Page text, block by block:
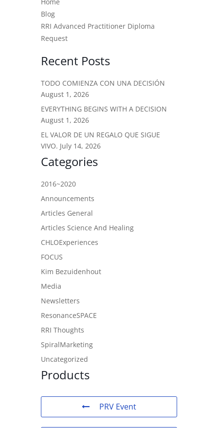
Home
Blog
RRI Advanced Practitioner Diploma
Request
Recent Posts
TODO COMIENZA CON UNA DECISIÓN
August 1, 2026
EVERYTHING BEGINS WITH A DECISION
August 1, 2026
EL VALOR DE UN REGALO QUE SIGUE
VIVO. July 14, 2026
Categories
2016~2020
Announcements
Articles General
Articles Science And Healing
CHLOExperiences
FOCUS
Kim Bezuidenhout
Media
Newsletters
ResonanceSPACE
RRI Thoughts
SpiralMarketing
Uncategorized
Products
PRV Event